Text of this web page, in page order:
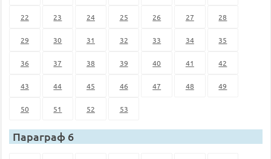
22 23 24 25 26 27 28
29 30 31 32 33 34 35
36 37 38 39 40 41 42
43 44 45 46 47 48 49
50 51 52 53
Параграф 6